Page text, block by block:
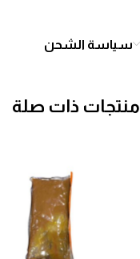
سياسة الشحن
منتجات ذات صلة